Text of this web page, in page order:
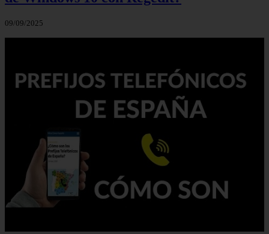
09/09/2025